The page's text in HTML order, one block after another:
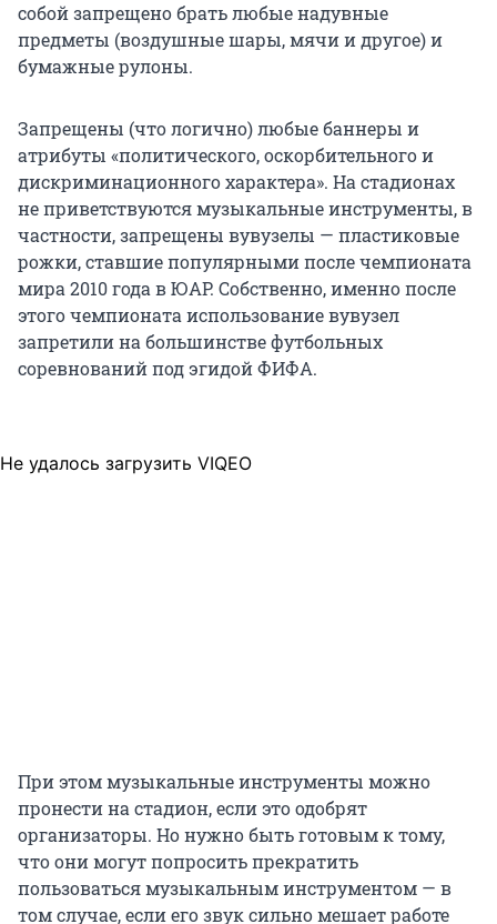
собой запрещено брать любые надувные
предметы (воздушные шары, мячи и другое) и
бумажные рулоны.
Запрещены (что логично) любые баннеры и
атрибуты «политического, оскорбительного и
дискриминационного характера». На стадионах
не приветствуются музыкальные инструменты, в
частности, запрещены вувузелы — пластиковые
рожки, ставшие популярными после чемпионата
мира 2010 года в ЮАР. Собственно, именно после
этого чемпионата использование вувузел
запретили на большинстве футбольных
соревнований под эгидой ФИФА.
Не удалось загрузить VIQEO
При этом музыкальные инструменты можно
пронести на стадион, если это одобрят
организаторы. Но нужно быть готовым к тому,
что они могут попросить прекратить
пользоваться музыкальным инструментом — в
том случае, если его звук сильно мешает работе